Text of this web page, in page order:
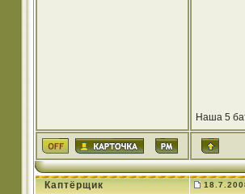
Наша 5
Каптёрщик